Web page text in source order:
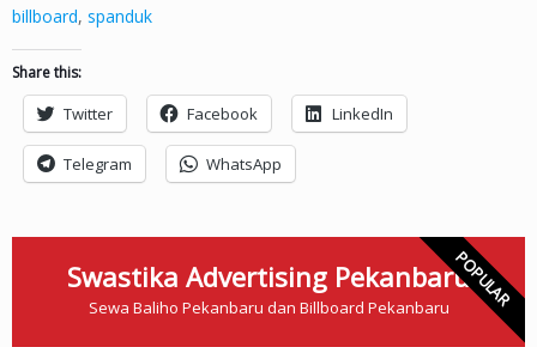
billboard, spanduk
Share this:
Twitter Facebook LinkedIn
Telegram WhatsApp
Swastika Advertising Pekanbaru
Sewa Baliho Pekanbaru dan Billboard PekanbaruPOPULAR